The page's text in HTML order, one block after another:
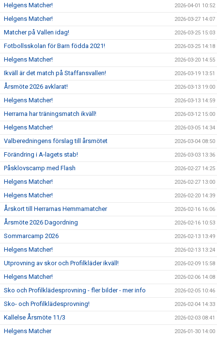
Helgens Matcher! 2026-04-01 10:52
Helgens Matcher! 2026-03-27 14:07
Matcher på Vallen idag! 2026-03-25 15:03
Fotbollsskolan för Barn födda 2021! 2026-03-25 14:18
Helgens Matcher! 2026-03-20 14:55
Ikväll är det match på Staffansvallen! 2026-03-19 13:51
Årsmöte 2026 avklarat! 2026-03-13 19:00
Helgens Matcher! 2026-03-13 14:59
Herrarna har träningsmatch ikväll! 2026-03-12 15:00
Helgens Matcher! 2026-03-05 14:34
Valberedningens förslag till årsmötet 2026-03-04 08:50
Förändring i A-lagets stab! 2026-03-03 13:36
Påsklovscamp med Flash 2026-02-27 14:25
Helgens Matcher! 2026-02-27 13:00
Helgens Matcher! 2026-02-20 14:39
Årskort till Herrarnas Hemmamatcher 2026-02-16 16:06
Årsmöte 2026 Dagordning 2026-02-16 10:53
Sommarcamp 2026 2026-02-13 13:49
Helgens Matcher! 2026-02-13 13:24
Utprovning av skor och Profilkläder ikväll! 2026-02-09 15:58
Helgens Matcher! 2026-02-06 14:08
Sko och Profilklädesprovning - fler bilder - mer info 2026-02-05 10:46
Sko- och Profilklädesprovning! 2026-02-04 14:33
Kallelse Årsmöte 11/3 2026-02-03 08:41
Helgens Matcher 2026-01-30 14:00